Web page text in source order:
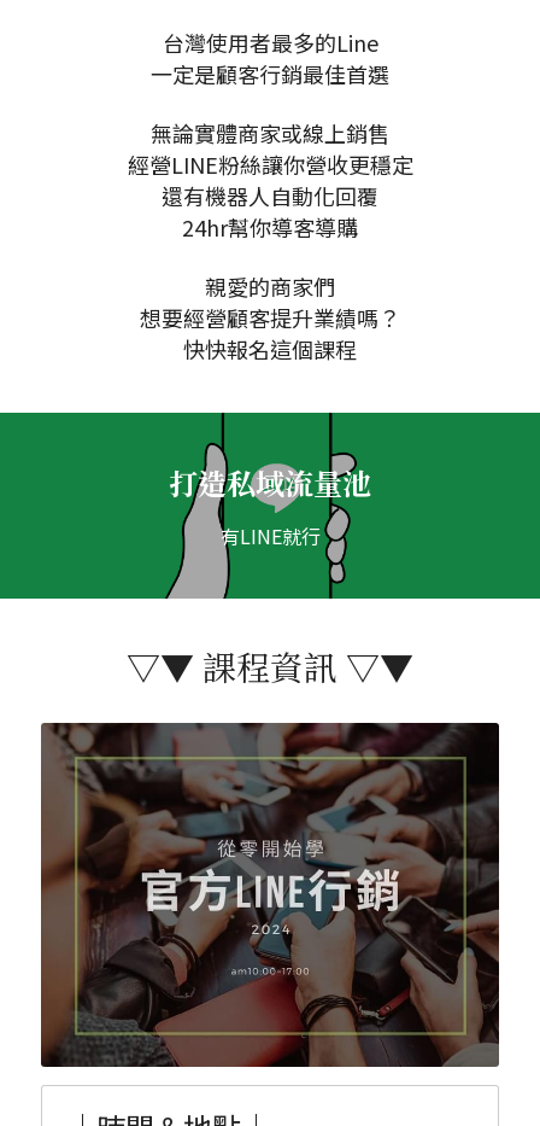
台灣使用者最多的Line
一定是顧客行銷最佳首選
無論實體商家或線上銷售
經營LINE粉絲讓你營收更穩定
還有機器人自動化回覆
24hr幫你導客導購
親愛的商家們
想要經營顧客提升業績嗎？
快快報名這個課程
打造私域流量池
有LINE就行
▽▼ 課程資訊 ▽▼